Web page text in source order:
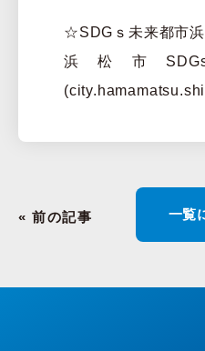
☆SDGｓ未来都市
浜松市
« 前の記事 一覧